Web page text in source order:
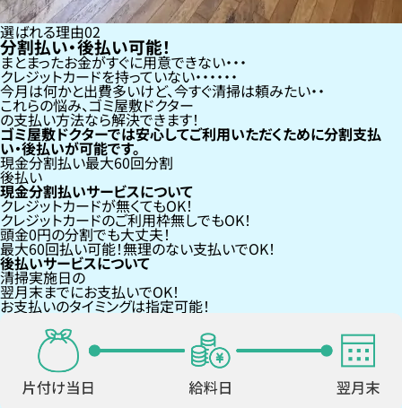
選ばれる理由02
分割払い・後払い可能！
まとまったお金がすぐに用意できない
クレジットカードを持っていない・・・
今月は何かと出費多いけど、今すぐ清掃は頼みたい
これらの悩み、ゴミ屋敷ドクター
の支払い方法なら解決できます！
ゴミ屋敷ドクターでは安心してご利用いただくために分割支払
い・後払いが可能です。
現金分割払い最大60回分割
後払い
現金分割払いサービスについて
クレジットカードが無くてもOK！
クレジットカードのご利用枠無しでもOK！
頭金0円の分割でも大丈夫！
最大60回払い可能！無理のない支払いでOK！
後払いサービスについて
清掃実施日の
翌月末までにお支払いでOK！
お支払いのタイミングは指定可能！